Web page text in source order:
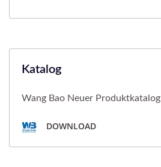
Katalog
Wang Bao Neuer Produktkatalog
DOWNLOAD